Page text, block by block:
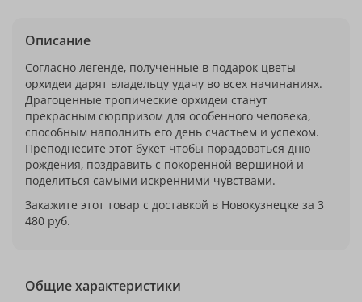
Описание
Согласно легенде, полученные в подарок цветы
орхидеи дарят владельцу удачу во всех начинаниях.
Драгоценные тропические орхидеи станут
прекрасным сюрпризом для особенного человека,
способным наполнить его день счастьем и успехом.
Преподнесите этот букет чтобы порадоваться дню
рождения, поздравить с покорённой вершиной и
поделиться самыми искренними чувствами.
Закажите этот товар с доставкой в Новокузнецке за 3
480 руб.
Общие характеристики